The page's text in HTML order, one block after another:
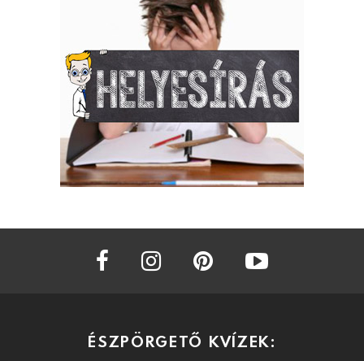
facebook instagram
ÉSZPÖRGETŐ KVÍZEK: